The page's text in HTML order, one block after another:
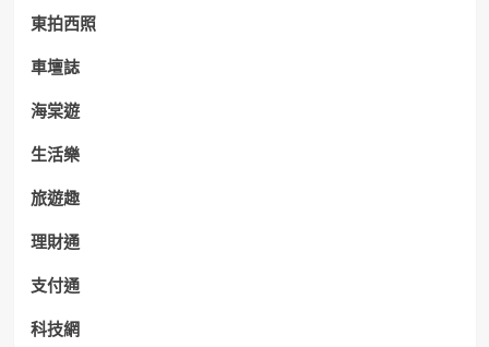
東拍西照
車壇誌
海棠遊
生活樂
旅遊趣
理財通
支付通
科技網